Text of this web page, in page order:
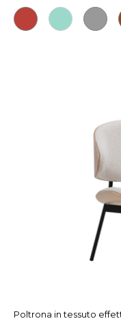
Poltrona in tessuto